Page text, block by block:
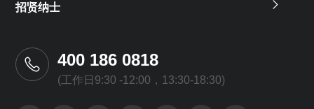
招贤纳士
400 186 0818
(工作日9:30 -12:00，13:30-18:30)